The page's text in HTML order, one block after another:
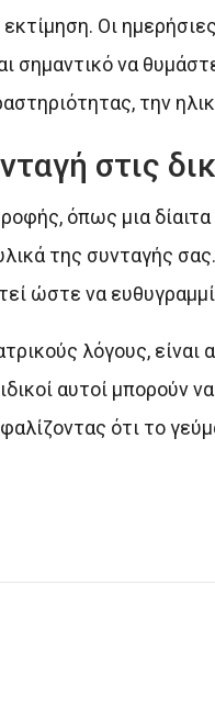
Οι
σημαντικό να
την
στις
όπως μια
της συνταγής
ώστε να
λόγους,
αυτοί
ότι το